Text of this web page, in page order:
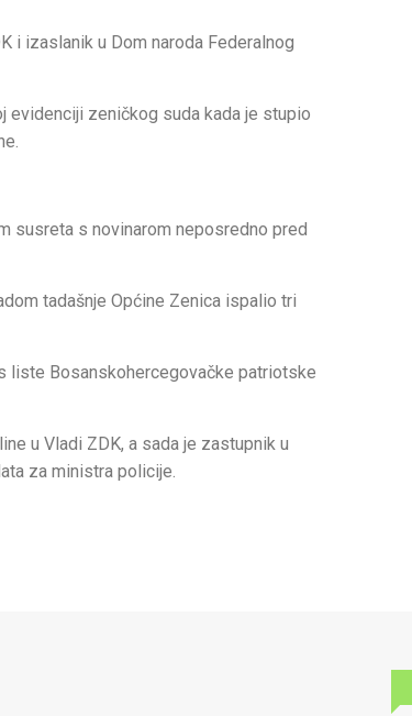
i izaslanik u Dom naroda Federalnog
evidenciji zeničkog suda kada je stupio
susreta s novinarom neposredno pred
tadašnje Općine Zenica ispalio tri
liste Bosanskohercegovačke patriotske
u Vladi ZDK, a sada je zastupnik u
za ministra policije.